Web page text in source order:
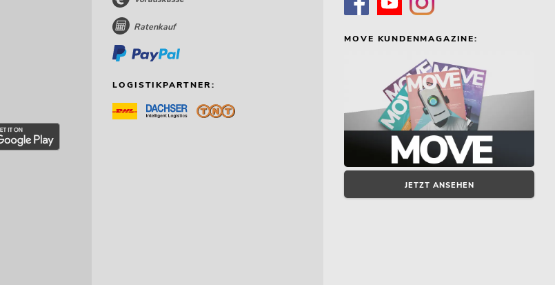
Ratenkauf
LOGISTIKPARTNER:
MOVE KUNDENMAGAZINE:
JETZT ANSEHEN